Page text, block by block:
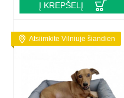
Į KREPŠELĮ
Atsiimkite Vilniuje šiandien